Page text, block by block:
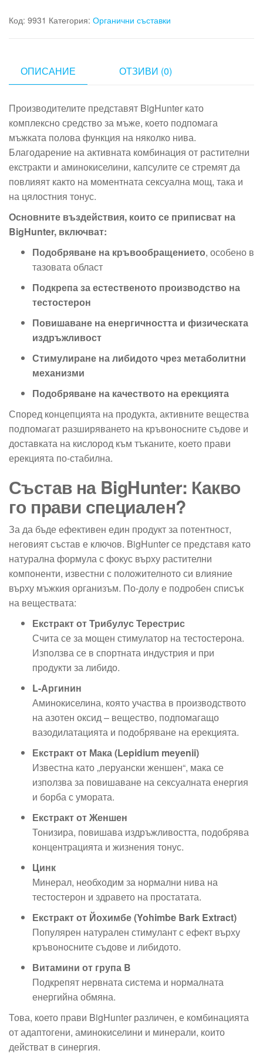
Код: 9931 Категория: Органични съставки
ОПИСАНИЕ ОТЗИВИ (0)
Производителите представят BigHunter като
комплексно средство за мъже, което подпомага
мъжката полова функция на няколко нива.
Благодарение на активната комбинация от растителни
екстракти и аминокиселини, капсулите се стремят да
повлияят както на моментната сексуална мощ, така и
на цялостния тонус.
Основните въздействия, които се приписват на
BigHunter, включват:
Подобряване на кръвообращението, особено в
тазовата област
Подкрепа за естественото производство на
тестостерон
Повишаване на енергичността и физическата
издръжливост
Стимулиране на либидото чрез метаболитни
механизми
Подобряване на качеството на ерекцията
Според концепцията на продукта, активните вещества
подпомагат разширяването на кръвоносните съдове и
доставката на кислород към тъканите, което прави
ерекцията по-стабилна.
Състав на BigHunter: Какво
го прави специален?
За да бъде ефективен един продукт за потентност,
неговият състав е ключов. BigHunter се представя като
натурална формула с фокус върху растителни
компоненти, известни с положителното си влияние
върху мъжкия организъм. По-долу е подробен списък
на веществата:
Екстракт от Трибулус Терестрис
Счита се за мощен стимулатор на тестостерона.
Използва се в спортната индустрия и при
продукти за либидо.
L-Аргинин
Аминокиселина, която участва в производството
на азотен оксид – вещество, подпомагащо
вазодилатацията и подобряване на ерекцията.
Екстракт от Мака (Lepidium meyenii)
Известна като „перуански женшен“, мака се
използва за повишаване на сексуалната енергия
и борба с умората.
Екстракт от Женшен
Тонизира, повишава издръжливостта, подобрява
концентрацията и жизнения тонус.
Цинк
Минерал, необходим за нормални нива на
тестостерон и здравето на простатата.
Екстракт от Йохимбе (Yohimbe Bark Extract)
Популярен натурален стимулант с ефект върху
кръвоносните съдове и либидото.
Витамини от група B
Подкрепят нервната система и нормалната
енергийна обмяна.
Това, което прави BigHunter различен, е комбинацията
от адаптогени, аминокиселини и минерали, които
действат в синергия.